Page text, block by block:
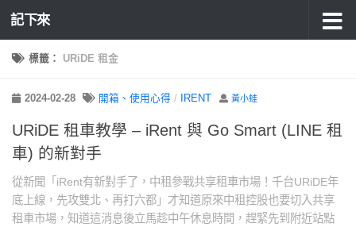
記下來
標籤： URiDE 租金
2024-02-28 開箱、使用心得 / IRENT 黃小蛙
URiDE 租車教學 – iRent 與 Go Smart (LINE 租
車) 的新對手
從新聞「iRent有新對手了，中租參戰共享租車市場！千台URiDE年
底上線，先攻雙北、再打六都」才知道原來中租控股也要切入共享
租車市場，知道這消息後立馬趁中午休息時間，趕緊先到附近站點